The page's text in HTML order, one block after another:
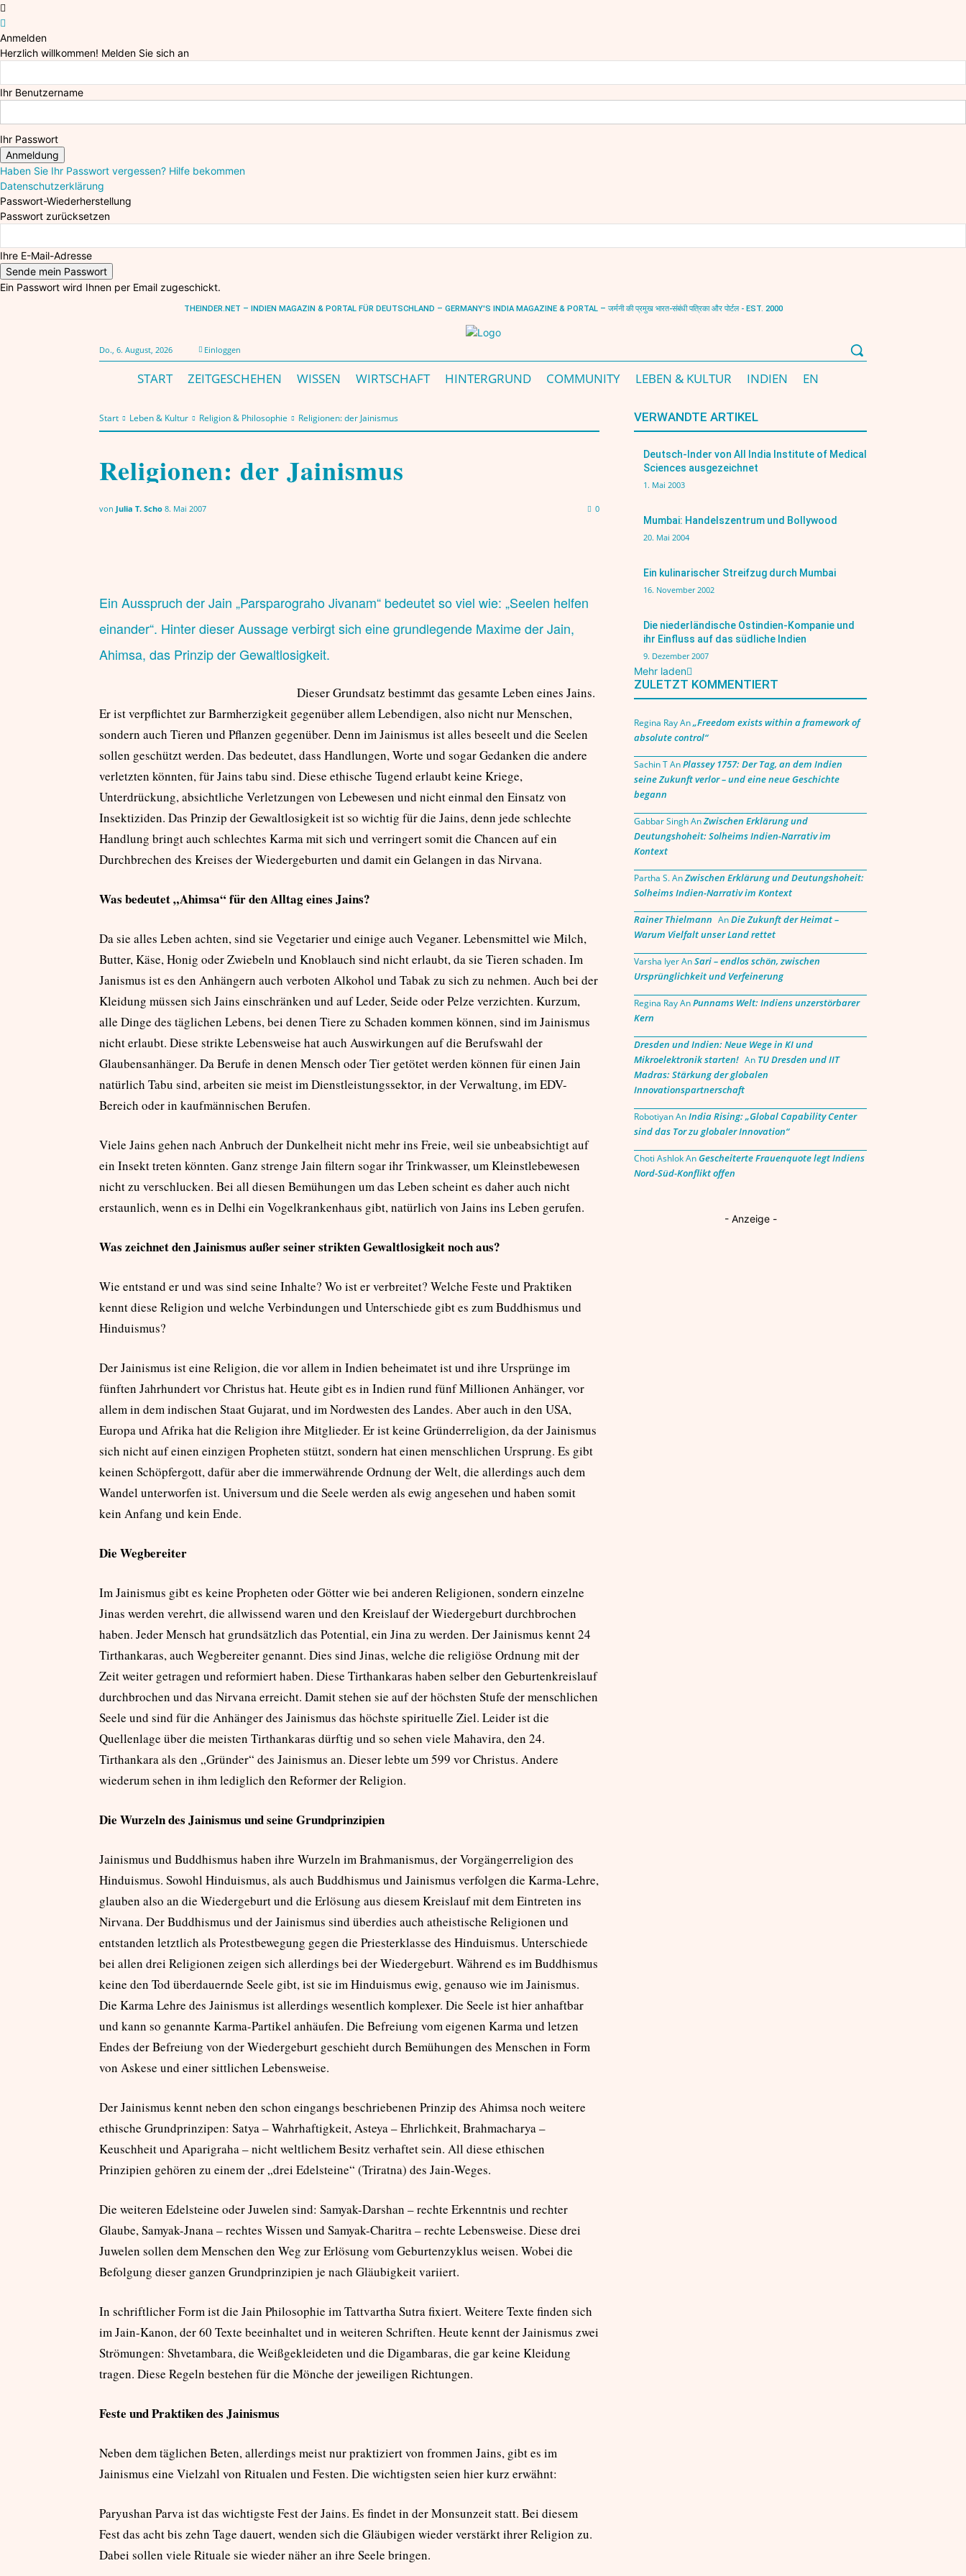
Anmelden
Herzlich willkommen! Melden Sie sich an
Ihr Benutzername
Ihr Passwort
Haben Sie Ihr Passwort vergessen? Hilfe bekommen
Datenschutzerklärung
Passwort-Wiederherstellung
Passwort zurücksetzen
Ihre E-Mail-Adresse
Ein Passwort wird Ihnen per Email zugeschickt.
THEINDER.NET – INDIEN MAGAZIN & PORTAL FÜR DEUTSCHLAND – GERMANY'S INDIA MAGAZINE & PORTAL – जर्मनी की प्रमुख भारत-संबंधी पत्रिका और पोर्टल - EST. 2000
Do., 6. August, 2026 Einloggen
START ZEITGESCHEHEN WISSEN WIRTSCHAFT HINTERGRUND COMMUNITY LEBEN & KULTUR INDIEN EN
Start Leben & Kultur Religion & Philosophie Religionen: der Jainismus
Religionen: der Jainismus
von Julia T. Scho 8. Mai 2007 0
Ein Ausspruch der Jain „Parsparograho Jivanam“ bedeutet so viel wie: „Seelen helfen
einander“. Hinter dieser Aussage verbirgt sich eine grundlegende Maxime der Jain,
Ahimsa, das Prinzip der Gewaltlosigkeit.
Dieser Grundsatz bestimmt das gesamte Leben eines Jains.
Er ist verpflichtet zur Barmherzigkeit gegenüber allem Lebendigen, also nicht nur Menschen,
sondern auch Tieren und Pflanzen gegenüber. Denn im Jainismus ist alles beseelt und die Seelen
sollen geschützt werden. Das bedeutet, dass Handlungen, Worte und sogar Gedanken die andere
verletzten könnten, für Jains tabu sind. Diese ethische Tugend erlaubt keine Kriege,
Unterdrückung, absichtliche Verletzungen von Lebewesen und nicht einmal den Einsatz von
Insektiziden. Das Prinzip der Gewaltlosigkeit ist so wichtig für die Jains, denn jede schlechte
Handlung bringt auch schlechtes Karma mit sich und verringert somit die Chancen auf ein
Durchbrechen des Kreises der Wiedergeburten und damit ein Gelangen in das Nirvana.
Was bedeutet „Ahimsa“ für den Alltag eines Jains?
Da sie alles Leben achten, sind sie Vegetarier und einige auch Veganer. Lebensmittel wie Milch,
Butter, Käse, Honig oder Zwiebeln und Knoblauch sind nicht erlaubt, da sie Tieren schaden. Im
Janismus ist es den Anhängern auch verboten Alkohol und Tabak zu sich zu nehmen. Auch bei der
Kleidung müssen sich Jains einschränken und auf Leder, Seide oder Pelze verzichten. Kurzum,
alle Dinge des täglichen Lebens, bei denen Tiere zu Schaden kommen können, sind im Jainismus
nicht erlaubt. Diese strikte Lebensweise hat auch Auswirkungen auf die Berufswahl der
Glaubensanhänger. Da Berufe in denen Mensch oder Tier getötet werden können für einen Jain
natürlich Tabu sind, arbeiten sie meist im Dienstleistungssektor, in der Verwaltung, im EDV-
Bereich oder in kaufmännischen Berufen.
Viele Jains gehen nach Anbruch der Dunkelheit nicht mehr ins Freie, weil sie unbeabsichtigt auf
ein Insekt treten könnten. Ganz strenge Jain filtern sogar ihr Trinkwasser, um Kleinstlebewesen
nicht zu verschlucken. Bei all diesen Bemühungen um das Leben scheint es daher auch nicht
erstaunlich, wenn es in Delhi ein Vogelkrankenhaus gibt, natürlich von Jains ins Leben gerufen.
Was zeichnet den Jainismus außer seiner strikten Gewaltlosigkeit noch aus?
Wie entstand er und was sind seine Inhalte? Wo ist er verbreitet? Welche Feste und Praktiken
kennt diese Religion und welche Verbindungen und Unterschiede gibt es zum Buddhismus und
Hinduismus?
Der Jainismus ist eine Religion, die vor allem in Indien beheimatet ist und ihre Ursprünge im
fünften Jahrhundert vor Christus hat. Heute gibt es in Indien rund fünf Millionen Anhänger, vor
allem in dem indischen Staat Gujarat, und im Nordwesten des Landes. Aber auch in den USA,
Europa und Afrika hat die Religion ihre Mitglieder. Er ist keine Gründerreligion, da der Jainismus
sich nicht auf einen einzigen Propheten stützt, sondern hat einen menschlichen Ursprung. Es gibt
keinen Schöpfergott, dafür aber die immerwährende Ordnung der Welt, die allerdings auch dem
Wandel unterworfen ist. Universum und die Seele werden als ewig angesehen und haben somit
kein Anfang und kein Ende.
Die Wegbereiter
Im Jainismus gibt es keine Propheten oder Götter wie bei anderen Religionen, sondern einzelne
Jinas werden verehrt, die allwissend waren und den Kreislauf der Wiedergeburt durchbrochen
haben. Jeder Mensch hat grundsätzlich das Potential, ein Jina zu werden. Der Jainismus kennt 24
Tirthankaras, auch Wegbereiter genannt. Dies sind Jinas, welche die religiöse Ordnung mit der
Zeit weiter getragen und reformiert haben. Diese Tirthankaras haben selber den Geburtenkreislauf
durchbrochen und das Nirvana erreicht. Damit stehen sie auf der höchsten Stufe der menschlichen
Seele und sind für die Anhänger des Jainismus das höchste spirituelle Ziel. Leider ist die
Quellenlage über die meisten Tirthankaras dürftig und so sehen viele Mahavira, den 24.
Tirthankara als den „Gründer“ des Jainismus an. Dieser lebte um 599 vor Christus. Andere
wiederum sehen in ihm lediglich den Reformer der Religion.
Die Wurzeln des Jainismus und seine Grundprinzipien
Jainismus und Buddhismus haben ihre Wurzeln im Brahmanismus, der Vorgängerreligion des
Hinduismus. Sowohl Hinduismus, als auch Buddhismus und Jainismus verfolgen die Karma-Lehre,
glauben also an die Wiedergeburt und die Erlösung aus diesem Kreislauf mit dem Eintreten ins
Nirvana. Der Buddhismus und der Jainismus sind überdies auch atheistische Religionen und
entstanden letztlich als Protestbewegung gegen die Priesterklasse des Hinduismus. Unterschiede
bei allen drei Religionen zeigen sich allerdings bei der Wiedergeburt. Während es im Buddhismus
keine den Tod überdauernde Seele gibt, ist sie im Hinduismus ewig, genauso wie im Jainismus.
Die Karma Lehre des Jainismus ist allerdings wesentlich komplexer. Die Seele ist hier anhaftbar
und kann so genannte Karma-Partikel anhäufen. Die Befreiung vom eigenen Karma und letzen
Endes der Befreiung von der Wiedergeburt geschieht durch Bemühungen des Menschen in Form
von Askese und einer sittlichen Lebensweise.
Der Jainismus kennt neben den schon eingangs beschriebenen Prinzip des Ahimsa noch weitere
ethische Grundprinzipen: Satya – Wahrhaftigkeit, Asteya – Ehrlichkeit, Brahmacharya –
Keuschheit und Aparigraha – nicht weltlichem Besitz verhaftet sein. All diese ethischen
Prinzipien gehören zu einem der „drei Edelsteine“ (Triratna) des Jain-Weges.
Die weiteren Edelsteine oder Juwelen sind: Samyak-Darshan – rechte Erkenntnis und rechter
Glaube, Samyak-Jnana – rechtes Wissen und Samyak-Charitra – rechte Lebensweise. Diese drei
Juwelen sollen dem Menschen den Weg zur Erlösung vom Geburtenzyklus weisen. Wobei die
Befolgung dieser ganzen Grundprinzipien je nach Gläubigkeit variiert.
In schriftlicher Form ist die Jain Philosophie im Tattvartha Sutra fixiert. Weitere Texte finden sich
im Jain-Kanon, der 60 Texte beeinhaltet und in weiteren Schriften. Heute kennt der Jainismus zwei
Strömungen: Shvetambara, die Weißgekleideten und die Digambaras, die gar keine Kleidung
tragen. Diese Regeln bestehen für die Mönche der jeweiligen Richtungen.
Feste und Praktiken des Jainismus
Neben dem täglichen Beten, allerdings meist nur praktiziert von frommen Jains, gibt es im
Jainismus eine Vielzahl von Ritualen und Festen. Die wichtigsten seien hier kurz erwähnt:
Paryushan Parva ist das wichtigste Fest der Jains. Es findet in der Monsunzeit statt. Bei diesem
Fest das acht bis zehn Tage dauert, wenden sich die Gläubigen wieder verstärkt ihrer Religion zu.
Dabei sollen viele Rituale sie wieder näher an ihre Seele bringen.
VERWANDTE ARTIKEL
Deutsch-Inder von All India Institute of Medical
Sciences ausgezeichnet
1. Mai 2003
Mumbai: Handelszentrum und Bollywood
20. Mai 2004
Ein kulinarischer Streifzug durch Mumbai
16. November 2002
Die niederländische Ostindien-Kompanie und
ihr Einfluss auf das südliche Indien
9. Dezember 2007
Mehr laden
ZULETZT KOMMENTIERT
Regina RayAn„Freedom exists within a framework of
absolute control“
Sachin TAnPlassey 1757: Der Tag, an dem Indien
seine Zukunft verlor – und eine neue Geschichte
begann
Gabbar SinghAnZwischen Erklärung und
Deutungshoheit: Solheims Indien-Narrativ im
Kontext
Partha S.AnZwischen Erklärung und Deutungshoheit:
Solheims Indien-Narrativ im Kontext
Rainer Thielmann AnDie Zukunft der Heimat –
Warum Vielfalt unser Land rettet
Varsha IyerAnSari – endlos schön, zwischen
Ursprünglichkeit und Verfeinerung
Regina RayAnPunnams Welt: Indiens unzerstörbarer
Kern
Dresden und Indien: Neue Wege in KI und
Mikroelektronik starten! An TU Dresden und IIT
Madras: Stärkung der globalen
Innovationspartnerschaft
RobotiyanAnIndia Rising: „Global Capability Center
sind das Tor zu globaler Innovation“
Choti AshlokAnGescheiterte Frauenquote legt Indiens
Nord-Süd-Konflikt offen
- Anzeige -